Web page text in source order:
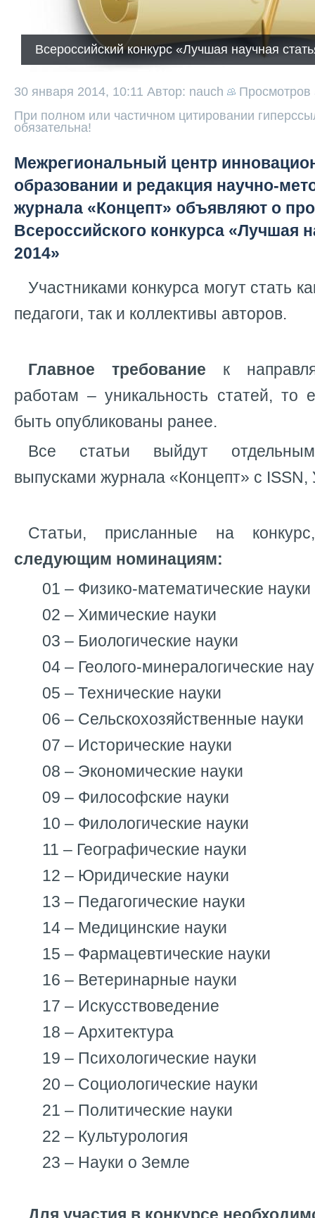
Всероссийский конкурс «Лучшая научная
30 января 2014, 10:11 Автор: nauch Просмотров
При полном или частичном цитировании
обязательна!
Межрегиональный центр
образовании и редакция научно-
журнала «Концепт» объявляют о
Всероссийского конкурса «Лучшая
2014»
Участниками конкурса могут стать
педагоги, так и коллективы авторов.
Главное требование к
работам – уникальность статей, то
быть опубликованы ранее.
Все статьи выйдут
выпусками журнала «Концепт» с
Статьи, присланные на
следующим номинациям:
01 – Физико-математические науки
02 – Химические науки
03 – Биологические науки
04 – Геолого-минералогические
05 – Технические науки
06 – Сельскохозяйственные науки
07 – Исторические науки
08 – Экономические науки
09 – Философские науки
10 – Филологические науки
11 – Географические науки
12 – Юридические науки
13 – Педагогические науки
14 – Медицинские науки
15 – Фармацевтические науки
16 – Ветеринарные науки
17 – Искусствоведение
18 – Архитектура
19 – Психологические науки
20 – Социологические науки
21 – Политические науки
22 – Культурология
23 – Науки о Земле